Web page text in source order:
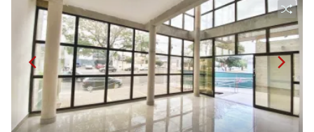
13
Aug/Thu
14
Aug/Fri
13:00
14:00